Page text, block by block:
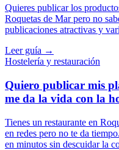
Quieres publicar los
Roquetas de Mar pero no
publicaciones atractivas y
Leer guía →
Hostelería y restauración
Quiero publicar mis
me da la vida con la
Tienes un restaurante en
en redes pero no te da
en minutos sin descuidar la